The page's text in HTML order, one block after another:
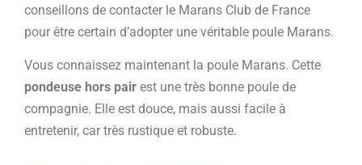
conseillons de contacter le Marans Club de France
pour être certain d’adopter une véritable poule Marans.
Vous connaissez maintenant la poule Marans. Cette
pondeuse hors pair est une très bonne poule de
compagnie. Elle est douce, mais aussi facile à
entretenir, car très rustique et robuste.